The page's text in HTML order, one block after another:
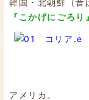
韓国・北朝鮮（昔
『こかげにごろり』
アメリカ。